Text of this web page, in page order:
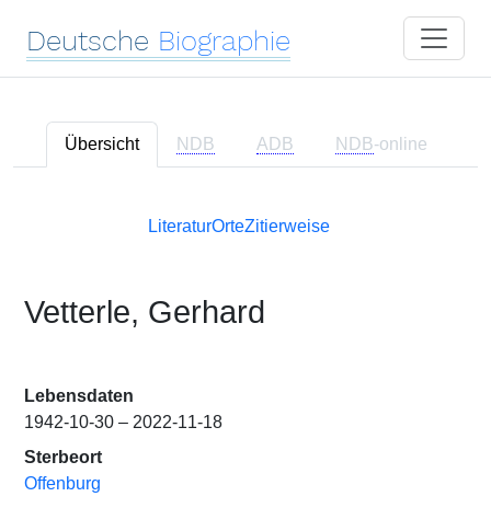
Deutsche Biographie
Übersicht NDB ADB NDB-online
LiteraturOrteZitierweise
Vetterle, Gerhard
Lebensdaten
1942-10-30 – 2022-11-18
Sterbeort
Offenburg